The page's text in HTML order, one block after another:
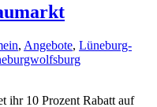
, Angebote, Lüneburg-
ihr 10 Prozent Rabatt auf